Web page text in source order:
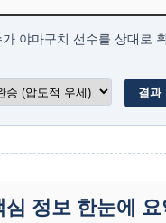
야마구치 선수를 상대로
결과
정보 한눈에 요